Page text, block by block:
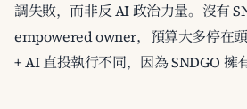
調失敗，而非反 AI 政治力量。沒有
empowered owner，預算大多停在
+ AI 直投執行不同，因為 SNDGO 擁